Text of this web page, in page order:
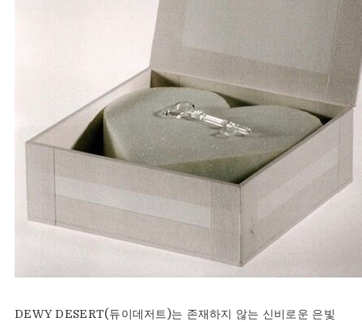
DEWY DESERT(듀이데저트)는 존재하지 않는 신비로운 은빛